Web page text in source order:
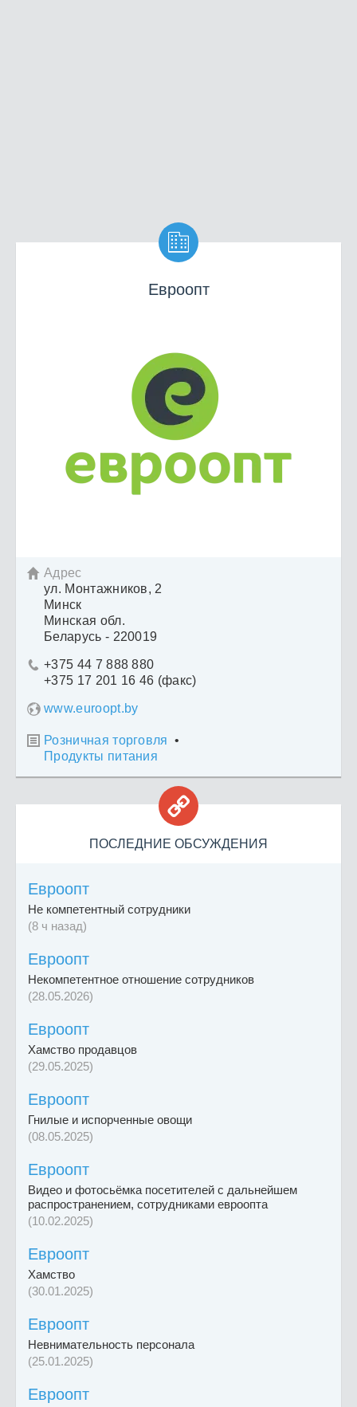

Евроопт
 Адрес
ул. Монтажников, 2
Минск
Минская обл.
Беларусь - 220019
 +375 44 7 888 880
+375 17 201 16 46 (факс)
www.euroopt.by
 Розничная торговля •
Продукты питания

ПОСЛЕДНИЕ ОБСУЖДЕНИЯ
Евроопт
Не компетентный сотрудники
(8 ч назад)
Евроопт
Некомпетентное отношение сотрудников
(28.05.2026)
Евроопт
Хамство продавцов
(29.05.2025)
Евроопт
Гнилые и испорченные овощи
(08.05.2025)
Евроопт
Видео и фотосьёмка посетителей с дальнейшем
распространением, сотрудниками евроопта
(10.02.2025)
Евроопт
Хамство
(30.01.2025)
Евроопт
Невнимательность персонала
(25.01.2025)
Евроопт